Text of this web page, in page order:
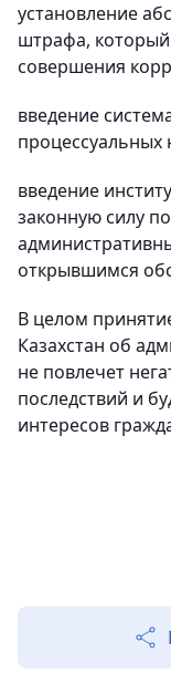
установление
штрафа,
совершения
введение
процессуальных
введение
законную силу
открывшимся
В целом
Казахстан об
не повлечет
последствий и
интересов